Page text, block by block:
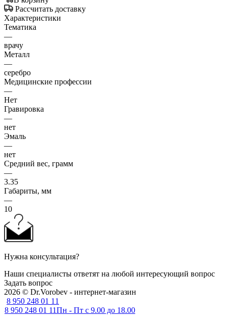
Рассчитать доставку
Характеристики
Тематика
—
врачу
Металл
—
серебро
Медицинские профессии
—
Нет
Гравировка
—
нет
Эмаль
—
нет
Средний вес, грамм
—
3.35
Габариты, мм
—
10
Нужна консультация?
Наши специалисты ответят на любой интересующий вопрос
Задать вопрос
2026 © Dr.Vorobev - интернет-магазин
8 950 248 01 11
8 950 248 01 11Пн - Пт с 9.00 до 18.00